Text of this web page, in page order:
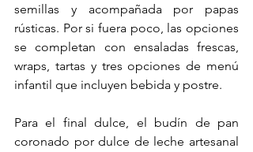
semillas y acompañada por papas
rústicas. Por si fuera poco, las opciones
se completan con ensaladas frescas,
wraps, tartas y tres opciones de menú
infantil que incluyen bebida y postre.
Para el final dulce, el budín de pan
coronado por dulce de leche artesanal